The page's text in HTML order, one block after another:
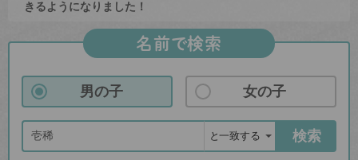
きるようになりました！
名前で検索
男の子 女の子
検索